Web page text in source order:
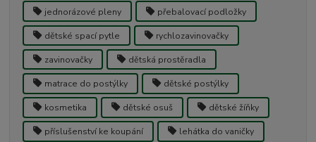
jednorázové pleny přebalovací podložky
dětské spací pytle rychlozavinovačky
zavinovačky dětská prostěradla
matrace do postýlky dětské postýlky
kosmetika dětské osuš dětské žíňky
příslušenství ke koupání lehátka do vaničky